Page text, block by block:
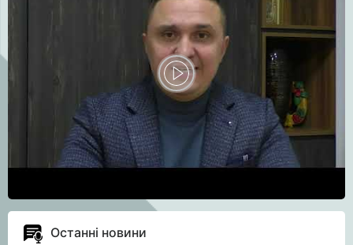
Останні новини